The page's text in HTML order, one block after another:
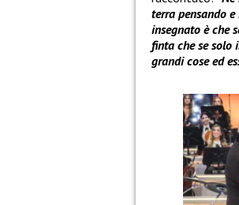
terra pensando
insegnato è che
finta che se solo
grandi cose ed